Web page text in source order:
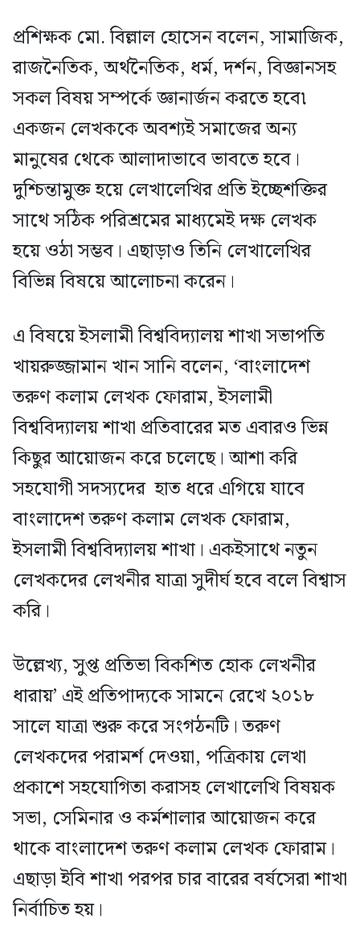
প্রশিক্ষক মো. বিল্লাল হোসেন বলেন, সামাজিক,
রাজনৈতিক, অর্থনৈতিক, ধর্ম, দর্শন, বিজ্ঞানসহ
সকল বিষয় সম্পর্কে জ্ঞানার্জন করতে হবে৷
একজন লেখককে অবশ্যই সমাজের অন্য
মানুষের থেকে আলাদাভাবে ভাবতে হবে।
দুশ্চিন্তামুক্ত হয়ে লেখালেখির প্রতি ইচ্ছেশক্তির
সাথে সঠিক পরিশ্রমের মাধ্যমেই দক্ষ লেখক
হয়ে ওঠা সম্ভব। এছাড়াও তিনি লেখালেখির
বিভিন্ন বিষয়ে আলোচনা করেন।
এ বিষয়ে ইসলামী বিশ্ববিদ্যালয় শাখা সভাপতি
খায়রুজ্জামান খান সানি বলেন, ‘বাংলাদেশ
তরুণ কলাম লেখক ফোরাম, ইসলামী
বিশ্ববিদ্যালয় শাখা প্রতিবারের মত এবারও ভিন্ন
কিছুর আয়োজন করে চলেছে। আশা করি
সহযোগী সদস্যদের হাত ধরে এগিয়ে যাবে
বাংলাদেশ তরুণ কলাম লেখক ফোরাম,
ইসলামী বিশ্ববিদ্যালয় শাখা। একইসাথে নতুন
লেখকদের লেখনীর যাত্রা সুদীর্ঘ হবে বলে বিশ্বাস
করি।
উল্লেখ্য, সুপ্ত প্রতিভা বিকশিত হোক লেখনীর
ধারায়’ এই প্রতিপাদ্যকে সামনে রেখে ২০১৮
সালে যাত্রা শুরু করে সংগঠনটি। তরুণ
লেখকদের পরামর্শ দেওয়া, পত্রিকায় লেখা
প্রকাশে সহযোগিতা করাসহ লেখালেখি বিষয়ক
সভা, সেমিনার ও কর্মশালার আয়োজন করে
থাকে বাংলাদেশ তরুণ কলাম লেখক ফোরাম।
এছাড়া ইবি শাখা পরপর চার বারের বর্ষসেরা শাখা
নির্বাচিত হয়।